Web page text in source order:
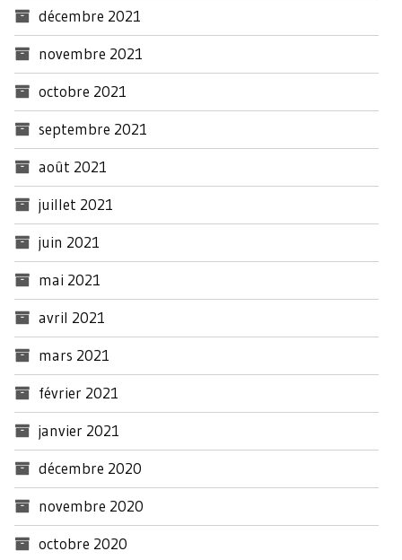
décembre 2021
novembre 2021
octobre 2021
septembre 2021
août 2021
juillet 2021
juin 2021
mai 2021
avril 2021
mars 2021
février 2021
janvier 2021
décembre 2020
novembre 2020
octobre 2020